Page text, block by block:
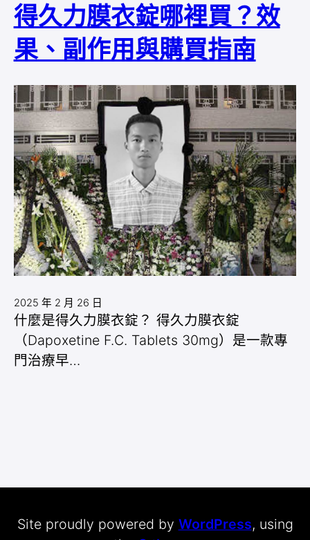
得久力膜衣錠哪裡買？效
果、副作用與購買指南
2025 年 2 月 26 日
什麼是得久力膜衣錠？ 得久力膜衣錠
（Dapoxetine F.C. Tablets 30mg）是一款專
門治療早…
Site proudly powered by WordPress, using